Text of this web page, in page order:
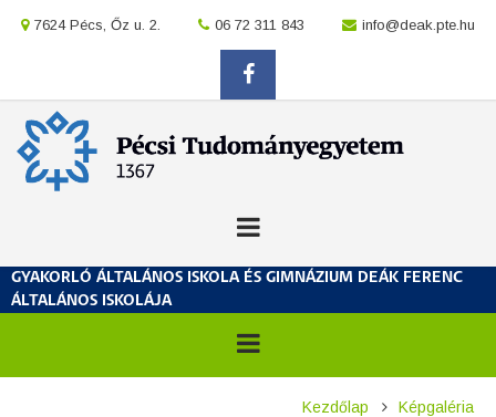
location
7624 Pécs, Őz u. 2. location
06 72 311 843 location
info@deak.pte.hu
facebook
GYAKORLÓ ÁLTALÁNOS ISKOLA ÉS GIMNÁZIUM DEÁK FERENC
ÁLTALÁNOS ISKOLÁJA
Kezdőlap
Képgaléria